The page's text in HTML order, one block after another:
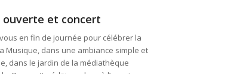
ouverte et concert
en fin de journée pour célébrer la
Musique, dans une ambiance simple et
dans le jardin de la médiathèque